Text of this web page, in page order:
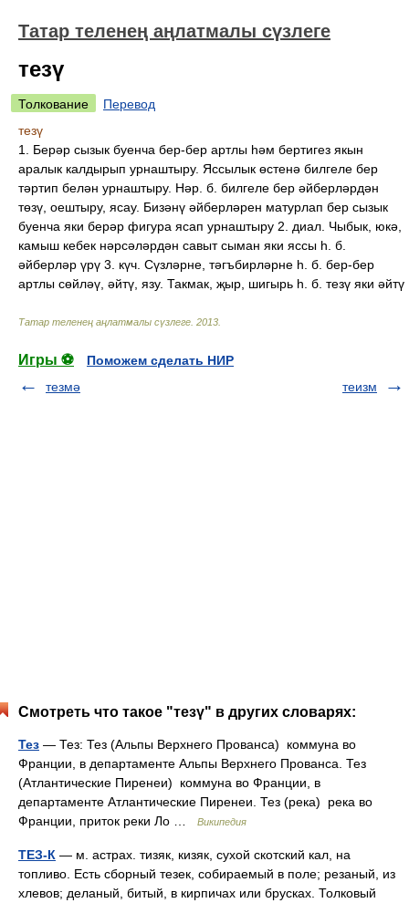
Татар теленең аңлатмалы сүзлеге
тезү
Толкование
Перевод
тезү
1. Берәр сызык буенча бер-бер артлы һәм бертигез якын
аралык калдырып урнаштыру. Яссылык өстенә билгеле бер
тәртип белән урнаштыру. Нәр. б. билгеле бер әйберләрдән
төзү, оештыру, ясау. Бизәнү әйберләрен матурлап бер сызык
буенча яки берәр фигура ясап урнаштыру 2. диал. Чыбык, юкә,
камыш кебек нәрсәләрдән савыт сыман яки яссы һ. б.
әйберләр үрү 3. күч. Сүзләрне, тәгъбирләрне һ. б. бер-бер
артлы сөйләү, әйтү, язу. Такмак, җыр, шигырь һ. б. тезү яки әйтү
Татар теленең аңлатмалы сүзлеге 2013
Игры ⚽
Поможем сделать НИР
тезмә
теизм
Смотреть что такое "тезү" в других словарях:
Тез — Тез: Тез (Альпы Верхнего Прованса) коммуна во
Франции, в департаменте Альпы Верхнего Прованса. Тез
(Атлантические Пиренеи) коммуна во Франции, в
департаменте Атлантические Пиренеи. Тез (река) река во
Франции, приток реки Ло …
Википедия
ТЕЗ-К — м. астрах. тизяк, кизяк, сухой скотский кал, на
топливо. Есть сборный тезек, собираемый в поле; резаный, из
хлевов; деланый, битый, в кирпичах или брусках. Толковый